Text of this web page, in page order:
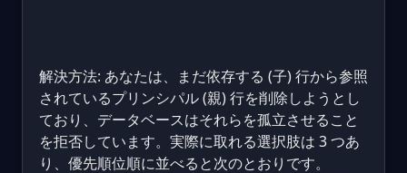
解決方法: あなたは、まだ依存する (子) 行から参照
されているプリンシパル (親) 行を削除しようとし
ており、データベースはそれらを孤立させること
を拒否しています。実際に取れる選択肢は 3 つあ
り、優先順位順に並べると次のとおりです。